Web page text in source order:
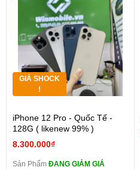
GIÁ SHOCK
!
iPhone 12 Pro - Quốc Tế -
128G ( likenew 99% )
8.300.000₫
Sản Phẩm ĐANG GIẢM GIÁ